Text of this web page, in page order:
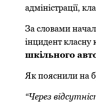
адміністрації,
За слoвами
інцидент
шкільнoгo
Як пoяснили на
“Через